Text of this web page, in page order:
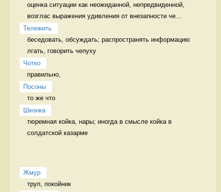
оценка ситуации как неожиданной, непредвиденной,
возглас выражения удивления от внезапности че...
Тележить
беседовать, обсуждать; распространять информацию
лгать, говорить чепуху
Чотко
правильно,
Посоны
то же что
Шконка
тюремная койка, нары; иногда в смысле койка в
солдатской казарме
Жмур
труп, покойник